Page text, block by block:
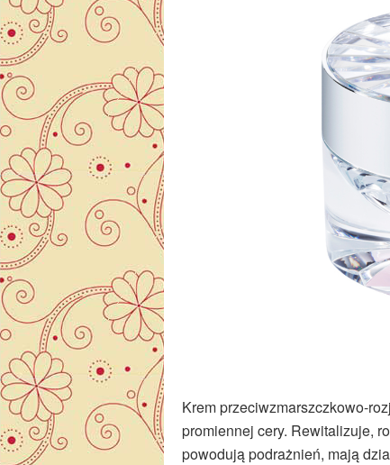
Krem przeciwzmarszczkowo-
promiennej cery. Rewitalizuje,
powodują podrażnień, mają